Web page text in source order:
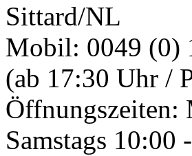
Sittard/NL
Mobil: 0049 (0)
(ab 17:30 Uhr /
Öffnungszeiten:
Samstags 10:00